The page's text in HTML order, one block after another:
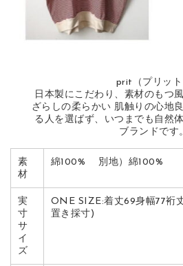
prit（プリット
日本製にこだわり、素材のもつ
ざらしの柔らかい 肌触りの心地
る人を選ばず、いつまでも自然
ブランドです
素
材
綿100% 別地）綿100%
実
寸
サ
イ
ズ
ONE SIZE:着丈69身幅77裄
置き採寸)